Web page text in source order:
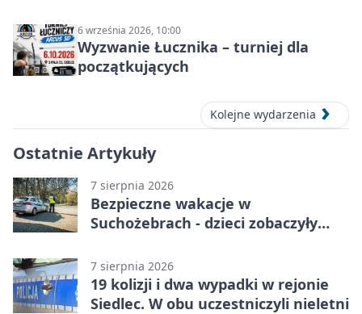
6 września 2026, 10:00
Wyzwanie Łucznika – turniej dla
początkujących
Kolejne wydarzenia
Ostatnie Artykuły
7 sierpnia 2026
Bezpieczne wakacje w
Suchożebrach - dzieci zobaczyły
7 sierpnia 2026
19 kolizji i dwa wypadki w rejonie
Siedlec. W obu uczestniczyli nieletni